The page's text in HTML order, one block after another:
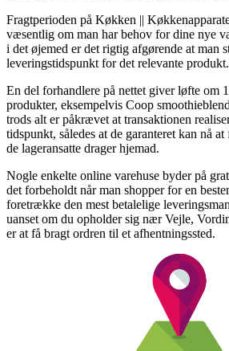
Fragtperioden på Køkken ||
væsentlig om man har behov for dine nye
i det øjemed er det rigtig afgørende at man
leveringstidspunkt for det relevante produkt.
En del forhandlere på nettet giver løfte om
produkter, eksempelvis Coop
trods alt er påkrævet at transaktionen
tidspunkt, således at de garanteret kan nå
de lageransatte drager hjemad.
Nogle enkelte online varehuse byder på
det forbeholdt når man shopper for en
foretrække den mest betalelige
uanset om du opholder sig nær Vejle,
er at få bragt ordren til et afhentningssted.